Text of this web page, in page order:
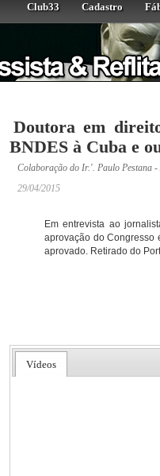
Club33 Cadastro
Doutora em
BNDES à Cuba e
Colaboração do Ir.'. Paulo Pestana -
29/04/2015
Em entrevista ao
aprovação do Congresso
aprovado. Retirado do
Vídeos